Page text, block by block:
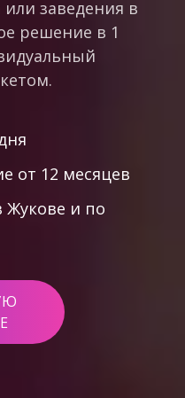
заведения в
решение в 1
от 12 месяцев
Жукове и по